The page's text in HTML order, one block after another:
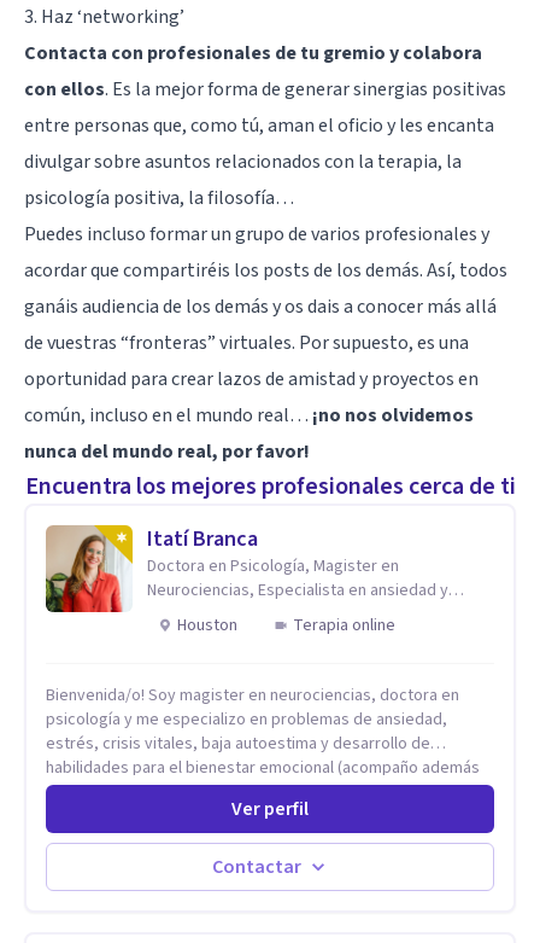
3. Haz ‘networking’
Contacta con profesionales de tu gremio y colabora
con ellos. Es la mejor forma de generar sinergias positivas
entre personas que, como tú, aman el oficio y les encanta
divulgar sobre asuntos relacionados con la terapia, la
psicología positiva, la filosofía…
Puedes incluso formar un grupo de varios profesionales y
acordar que compartiréis los posts de los demás. Así, todos
ganáis audiencia de los demás y os dais a conocer más allá
de vuestras “fronteras” virtuales. Por supuesto, es una
oportunidad para crear lazos de amistad y proyectos en
común, incluso en el mundo real… ¡no nos olvidemos
nunca del mundo real, por favor!
Encuentra los mejores profesionales cerca de ti
Itatí Branca
Doctora en Psicología, Magister en
Neurociencias, Especialista en ansiedad y
mindfulness
Houston Terapia online
Bienvenida/o! Soy magister en neurociencias, doctora en
psicología y me especializo en problemas de ansiedad,
estrés, crisis vitales, baja autoestima y desarrollo de
habilidades para el bienestar emocional (acompaño además
problemáticas como la desregulación emocional, tendencias
perfeccionistas, liderazgo, problemas de sueño, depresión,
entre otras).
Ver perfil
Contactar